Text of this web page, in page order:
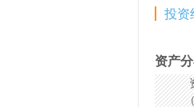
投资
资产